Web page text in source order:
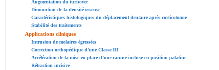
Augmentation du turnover
Diminution de la densité osseuse
Caractéristiques histologiques du déplacement dentaire après corticotomie
Stabilité des traitements
Applications cliniques
Intrusion de molaires égressées
Correction orthopédique d’une Classe III
Accélération de la mise en place d’une canine incluse en position palatine
Rétraction incisive